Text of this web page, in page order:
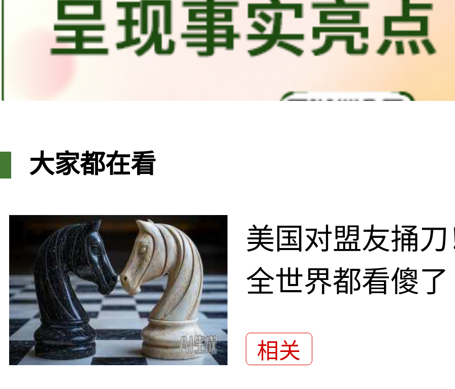
大家都在看
美国对盟友捅
全世界都看傻了
相关